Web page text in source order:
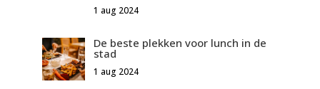
1 aug 2024
De beste plekken voor lunch in de
stad
1 aug 2024